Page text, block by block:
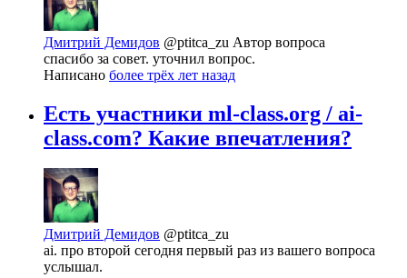
Дмитрий Демидов @ptitca_zu Автор вопроса
спасибо за совет. уточнил вопрос.
Написано более трёх лет назад
Есть участники ml-class.org / ai-
class.com? Какие впечатления?
Дмитрий Демидов @ptitca_zu
ai. про второй сегодня первый раз из вашего вопроса
услышал.